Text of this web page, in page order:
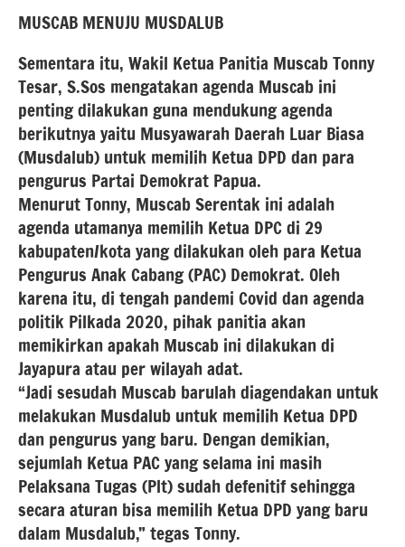
MUSCAB MENUJU MUSDALUB
Sementara itu, Wakil Ketua Panitia Muscab Tonny
Tesar, S.Sos mengatakan agenda Muscab ini
penting dilakukan guna mendukung agenda
berikutnya yaitu Musyawarah Daerah Luar Biasa
(Musdalub) untuk memilih Ketua DPD dan para
pengurus Partai Demokrat Papua.
Menurut Tonny, Muscab Serentak ini adalah
agenda utamanya memilih Ketua DPC di 29
kabupaten/kota yang dilakukan oleh para Ketua
Pengurus Anak Cabang (PAC) Demokrat. Oleh
karena itu, di tengah pandemi Covid dan agenda
politik Pilkada 2020, pihak panitia akan
memikirkan apakah Muscab ini dilakukan di
Jayapura atau per wilayah adat.
“Jadi sesudah Muscab barulah diagendakan untuk
melakukan Musdalub untuk memilih Ketua DPD
dan pengurus yang baru. Dengan demikian,
sejumlah Ketua PAC yang selama ini masih
Pelaksana Tugas (Plt) sudah defenitif sehingga
secara aturan bisa memilih Ketua DPD yang baru
dalam Musdalub,” tegas Tonny.